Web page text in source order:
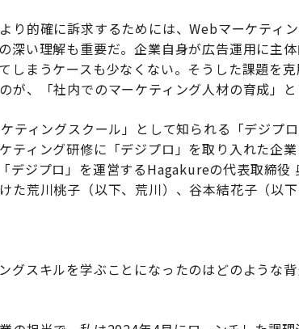
り的確に訴求するためには、Webマーケティ
深い理解も重要だ。企業自身が広告運用に主
しまうケースも少なくない。そうした課題を
が、「社内でのマーケティング人材の育成」と
ティングスクール」として知られる「デジプ
ティング研修に「デジプロ」を取り入れた企
デジプロ」を運営するHagakureの代表取締役
た荒川桃子（以下、荒川）、谷本結花子（以
グスキルを学ぶことになったのはどのような